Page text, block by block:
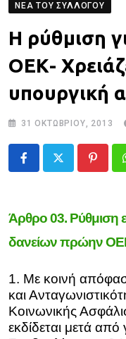
ΝΈΑ ΤΟΥ ΣΥΛΛΌΓΟΥ
Η ρύθμιση
ΟΕΚ-
υπουργική
31 ΟΚΤΩΒΡΊΟΥ, 2013
Άρθρο 03. Ρύθμιση
δανείων πρώην
1. Με κοινή
και
Κοινωνικής
εκδίδεται μετά